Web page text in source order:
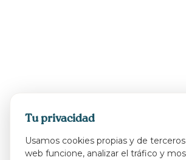
Tu privacidad
Usamos cookies propias y de
web funcione, analizar el tráfico y